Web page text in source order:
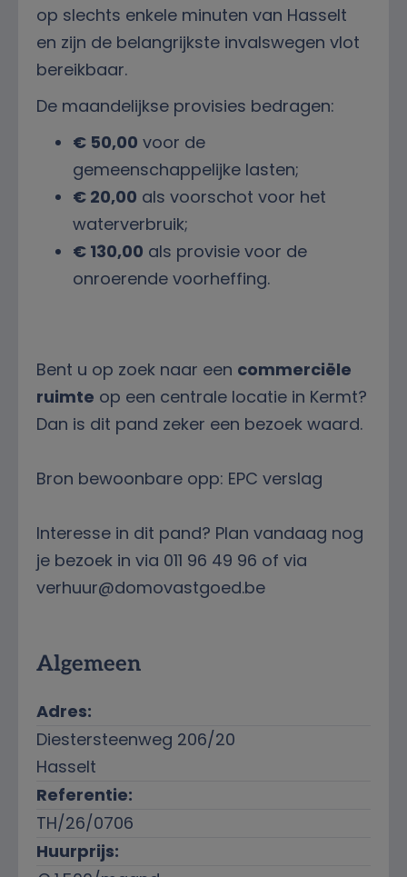
op slechts enkele minuten van Hasselt
en zijn de belangrijkste invalswegen vlot
bereikbaar.
De maandelijkse provisies bedragen:
€ 50,00 voor de
gemeenschappelijke lasten;
€ 20,00 als voorschot voor het
waterverbruik;
€ 130,00 als provisie voor de
onroerende voorheffing.
Bent u op zoek naar een commerciële
ruimte op een centrale locatie in Kermt?
Dan is dit pand zeker een bezoek waard.
Bron bewoonbare opp: EPC verslag
Interesse in dit pand? Plan vandaag nog
je bezoek in via 011 96 49 96 of via
verhuur@domovastgoed.be
Kenmerken
Algemeen
Adres:
Diestersteenweg 206/20
Hasselt
Referentie:
TH/26/0706
Huurprijs: